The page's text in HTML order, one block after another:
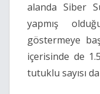
alanda Siber
yapmış
göstermeye
içerisinde de
tutuklu sayısı